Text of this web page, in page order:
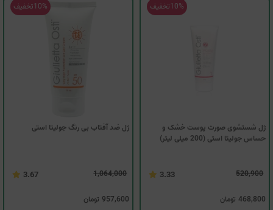
10%تخفیف
ژل شستشوی صورت پوست خشک و
حساس جولیتا استی (200 میلی لیتر)
520,900
3.33
468,800 تومان
10%تخفیف
ژل ضد آفتاب بی رنگ جولیتا استی
1,064,000
3.67
957,600 تومان